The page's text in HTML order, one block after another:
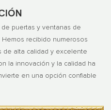
puertas y ventanas de
recibido numerosos
de alta calidad y excelente
la innovación y la calidad ha
en una opción confiable